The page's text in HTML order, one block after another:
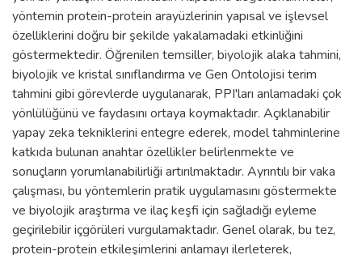
yöntemin protein-protein arayüzlerinin yapısal ve işlevsel
özelliklerini doğru bir şekilde yakalamadaki etkinliğini
göstermektedir. Öğrenilen temsiller, biyolojik alaka tahmini,
biyolojik ve kristal sınıflandırma ve Gen Ontolojisi terim
tahmini gibi görevlerde uygulanarak, PPI'ları anlamadaki çok
yönlülüğünü ve faydasını ortaya koymaktadır. Açıklanabilir
yapay zeka tekniklerini entegre ederek, model tahminlerine
katkıda bulunan anahtar özellikler belirlenmekte ve
sonuçların yorumlanabilirliği artırılmaktadır. Ayrıntılı bir vaka
çalışması, bu yöntemlerin pratik uygulamasını göstermekte
ve biyolojik araştırma ve ilaç keşfi için sağladığı eyleme
geçirilebilir içgörüleri vurgulamaktadır. Genel olarak, bu tez,
protein-protein etkileşimlerini anlamayı ilerleterek,